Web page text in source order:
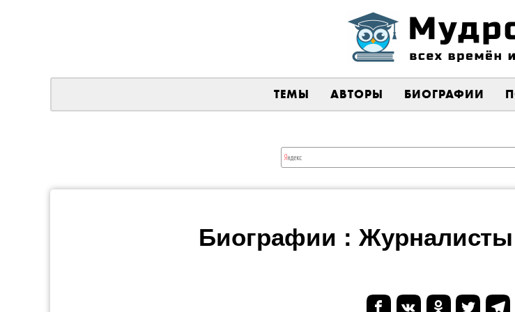
ТЕМЫ АВТОРЫ БИОГРАФИИ
Биографии : Журналисты